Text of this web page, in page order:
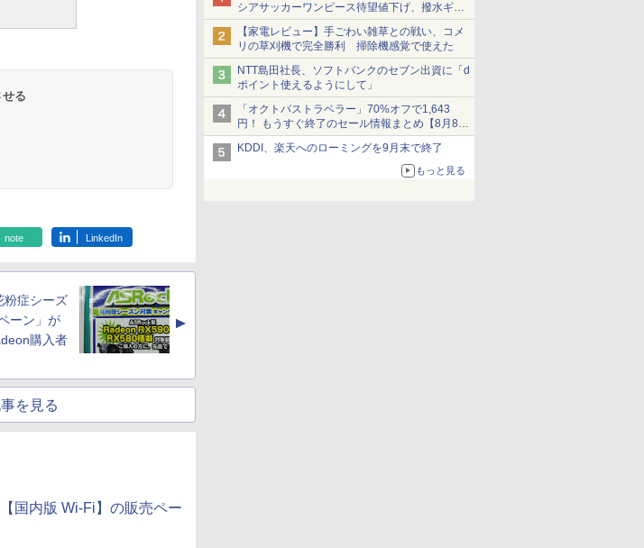
シアサッカーワンピース待望値下げ、撥水ギア
ショーツは1990円に
【家電レビュー】手ごわい雑草との戦い、コメ
リの草刈機で完全勝利 掃除機感覚で使えた
NTT島田社長、ソフトバンクのセブン出資に「d
ポイント使えるようにして」
「オクトパストラベラー」70%オフで1,643
円！ もうすぐ終了のセール情報まとめ【8月8日
更新】
ニンテンドーeショップでは「大神 絶景版」が
KDDI、楽天へのローミングを9月末で終了
もっと見る
る
note LinkedIn
粉症シーズ
ーン」が
購入者
▲
を見る
国内版 Wi-Fi】の販売ペー